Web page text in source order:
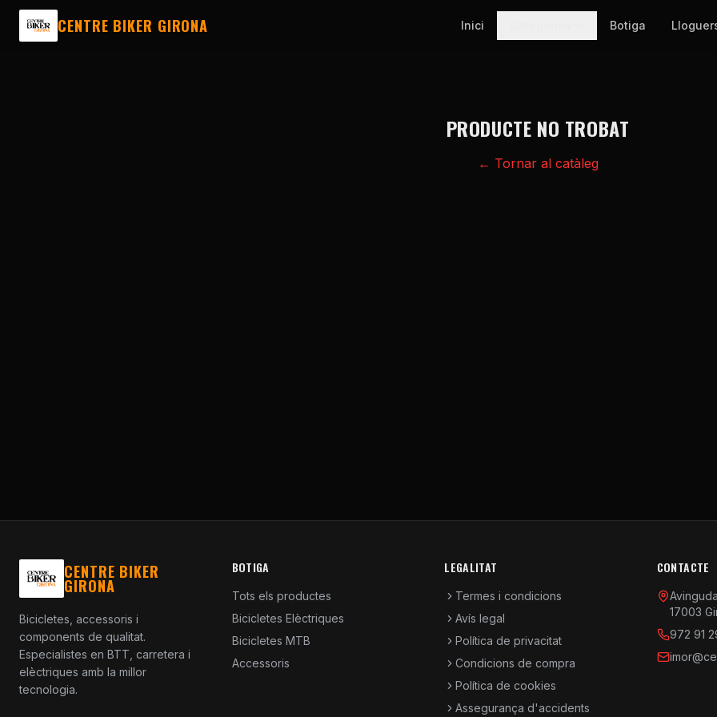
CENTRE BIKER GIRONA Inici Botiga
PRODUCTE NO TROBAT
← Tornar al catàleg
CENTRE BIKER
GIRONA
Bicicletes, accessoris i
components de qualitat.
Especialistes en BTT, carretera i
elèctriques amb la millor
tecnologia.
BOTIGA
Tots els productes
Bicicletes Elèctriques
Bicicletes MTB
Accessoris
LEGALITAT
Termes i condicions
Avís legal
Política de privacitat
Condicions de compra
Política de cookies
Assegurança d'accidents
CONTACTE
17003
972 91